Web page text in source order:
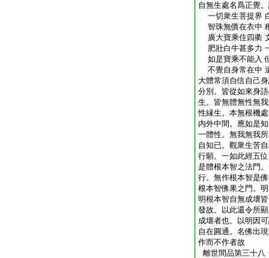
自無生處名爲正覺
一切衆生菩提界
智珠無價在衣中
廣大寶乘住四衢
肥壯白牛甚多力
如是寶乘不能入
不覺自身常在中
大體常須自信自己
分別。皆從如來身
生。皆無體無性無
性縁生。本無根機
内外中間。應如是
一體性。無我無我
自知已。觀衆生苦
行願。一如此經五
是體根本智之法門
行。無作根本智是
根本智佛果之門。
明根本智自無成壞
發故。以此還令所
成壞者也。以明因
自在圓通。名佛出
作而不作者故
離世間品第三十八